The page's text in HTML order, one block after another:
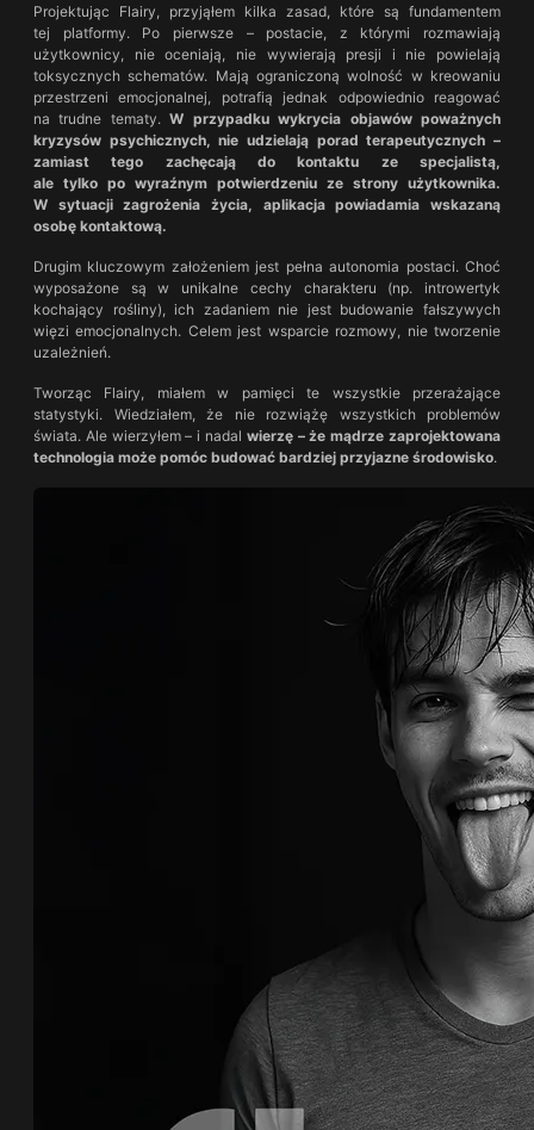
Projektując Flairy, przyjąłem kilka zasad, które są fundamentem
tej platformy. Po pierwsze – postacie, z którymi rozmawiają
użytkownicy, nie oceniają, nie wywierają presji i nie powielają
toksycznych schematów. Mają ograniczoną wolność w kreowaniu
przestrzeni emocjonalnej, potrafią jednak odpowiednio reagować
na trudne tematy.W przypadku wykrycia objawów poważnych
kryzysów psychicznych, nie udzielają porad terapeutycznych –
zamiast tego zachęcają do kontaktu ze specjalistą,
ale tylko po wyraźnym potwierdzeniu ze strony użytkownika.
W sytuacji zagrożenia życia, aplikacja powiadamia wskazaną
osobę kontaktową.
Drugim kluczowym założeniem jest pełna autonomia postaci. Choć
wyposażone są w unikalne cechy charakteru (np. introwertyk
kochający rośliny), ich zadaniem nie jest budowanie fałszywych
więzi emocjonalnych. Celem jest wsparcie rozmowy, nie tworzenie
uzależnień.
Tworząc Flairy, miałem w pamięci te wszystkie przerażające
statystyki. Wiedziałem, że nie rozwiążę wszystkich problemów
świata. Ale wierzyłem – i nadal wierzę – że mądrze zaprojektowana
technologia może pomóc budować bardziej przyjazne środowisko.